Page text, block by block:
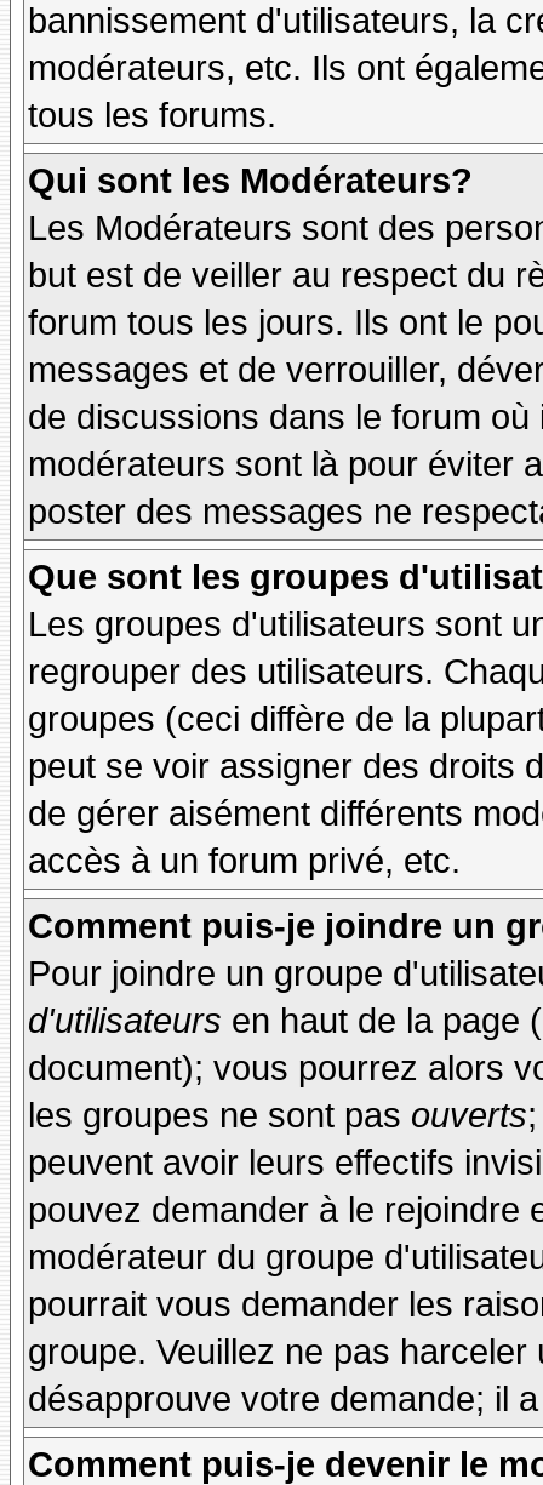
bannissement d'utilisateurs, la
modérateurs, etc. Ils ont
tous les forums.
Qui sont les Modérateurs?
Les Modérateurs sont des
but est de veiller au respect du
forum tous les jours. Ils ont le
messages et de verrouiller,
de discussions dans le forum
modérateurs sont là pour éviter
poster des messages ne
Que sont les groupes
Les groupes d'utilisateurs sont
regrouper des utilisateurs.
groupes (ceci diffère de la
peut se voir assigner des droits
de gérer aisément différents
accès à un forum privé, etc.
Comment puis-je joindre un
Pour joindre un groupe
d'utilisateurs en haut de la page
document); vous pourrez alors
les groupes ne sont pas ouverts
peuvent avoir leurs effectifs
pouvez demander à le rejoindre
modérateur du groupe
pourrait vous demander les
groupe. Veuillez ne pas
désapprouve votre demande; il
Comment puis-je devenir le